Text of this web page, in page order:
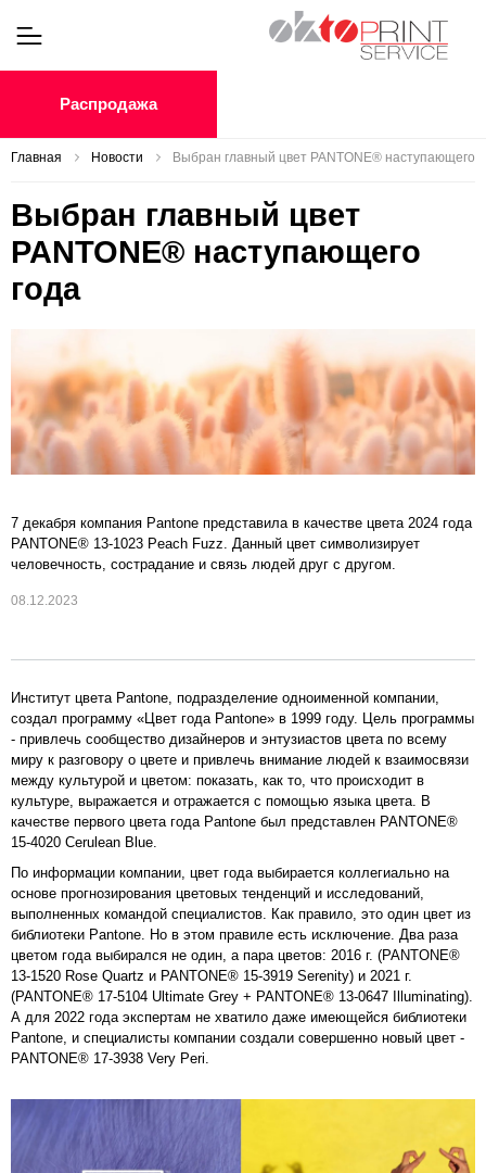
Распродажа
Главная Новости Выбран главный цвет PANTONE® наступающего
Выбран главный цвет
PANTONE® наступающего
года
7 декабря компания Pantone представила в качестве цвета 2024 года
PANTONE® 13-1023 Peach Fuzz. Данный цвет символизирует
человечность, сострадание и связь людей друг с другом.
08.12.2023
Институт цвета Pantone, подразделение одноименной компании,
создал программу «Цвет года Pantone» в 1999 году. Цель программы
- привлечь сообщество дизайнеров и энтузиастов цвета по всему
миру к разговору о цвете и привлечь внимание людей к взаимосвязи
между культурой и цветом: показать, как то, что происходит в
культуре, выражается и отражается с помощью языка цвета. В
качестве первого цвета года Pantone был представлен PANTONE®
15-4020 Cerulean Blue.
По информации компании, цвет года выбирается коллегиально на
основе прогнозирования цветовых тенденций и исследований,
выполненных командой специалистов. Как правило, это один цвет из
библиотеки Pantone. Но в этом правиле есть исключение. Два раза
цветом года выбирался не один, а пара цветов: 2016 г. (PANTONE®
13-1520 Rose Quartz и PANTONE® 15-3919 Serenity) и 2021 г.
(PANTONE® 17-5104 Ultimate Grey + PANTONE® 13-0647 Illuminating).
А для 2022 года экспертам не хватило даже имеющейся библиотеки
Pantone, и специалисты компании создали совершенно новый цвет -
PANTONE® 17-3938 Very Peri.